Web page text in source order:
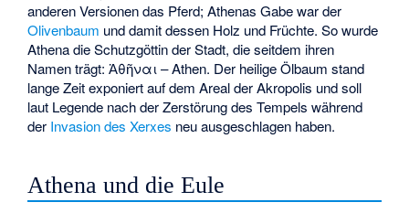
anderen Versionen das Pferd; Athenas Gabe war der
Olivenbaum und damit dessen Holz und Früchte. So wurde
Athena die Schutzgöttin der Stadt, die seitdem ihren
Namen trägt:Ἀθῆναι – Athen. Der heilige Ölbaum stand
lange Zeit exponiert auf dem Areal der Akropolis und soll
laut Legende nach der Zerstörung des Tempels während
der Invasion des Xerxes neu ausgeschlagen haben.
Athena und die Eule